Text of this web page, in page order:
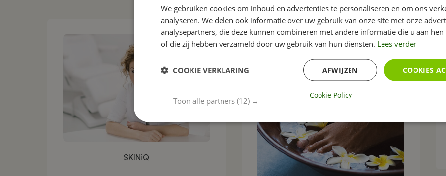
SKINiQ
We gebruiken cookies om inhoud en advertenties te personaliseren en om ons
analyseren. We delen ook informatie over uw gebruik van onze site met onze
analysepartners, die deze kunnen combineren met andere informatie die u aan
of die zij hebben verzameld door uw gebruik van hun diensten. Lees verder
Toon alle partners (12) →
COOKIES
AFWIJZEN
COOKIE VERKLARING
Cookie Policy